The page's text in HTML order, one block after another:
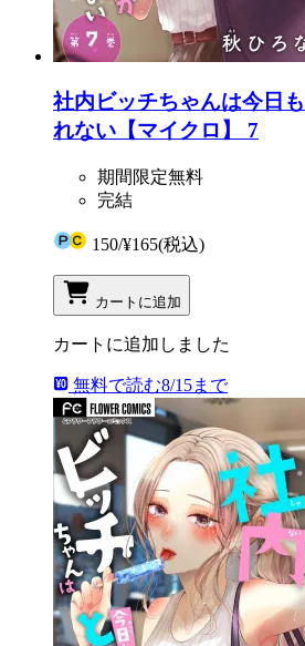
社内ビッチちゃんは今日
れない【マイクロ】 7
期間限定無料
完結
150/¥165(税込)
カートに追加
カートに追加しました
無料で読む8/15まで